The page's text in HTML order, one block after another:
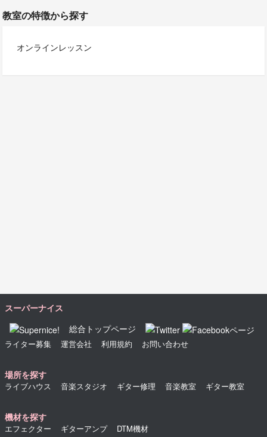
教室の特徴から探す
オンラインレッスン
スーパーナイス
総合トップページ
ライター募集 運営会社 利用規約 お問い合わせ
場所を探す
ライブハウス 音楽スタジオ ギター修理 音楽教室 ギター教室
機材を探す
エフェクター ギターアンプ DTM機材